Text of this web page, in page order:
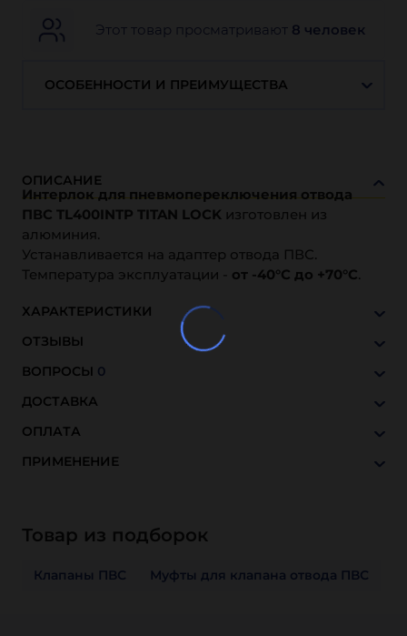
Этот товар просматривают 8 человек
ОСОБЕННОСТИ И ПРЕИМУЩЕСТВА
ОПИСАНИЕ
Интерлок для пневмопереключения отвода
ПВС TL400INTP TITAN LOCK изготовлен из
алюминия.
Устанавливается на адаптер отвода ПВС.
Температура эксплуатации - от -40°C до +70°C.
ХАРАКТЕРИСТИКИ
ОТЗЫВЫ
ВОПРОСЫ 0
ДОСТАВКА
ОПЛАТА
ПРИМЕНЕНИЕ
Товар из подборок
Клапаны ПВС Муфты для клапана отвода ПВС